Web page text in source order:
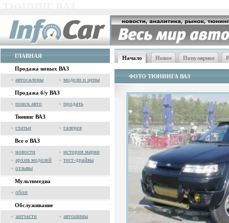
ГЛАВНАЯ
Продажа новых ВАЗ
» автосалоны » модели и цены
Продажа б/у ВАЗ
» поиск авто » продать
Тюнинг ВАЗ
» статьи » галерея
Все о ВАЗ
» новости » история марки
» архив моделей » тест-драйвы
» отзывы
Мультимедиа
» обои
Обслуживание
» запчасти » автошины
Начало Новое Популярное
ФОТО ТЮНИНГА ВАЗ